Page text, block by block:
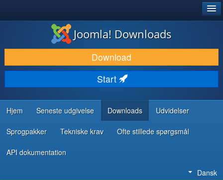
DOWNLOAD & UDVID
OPDAG & LÆR
FÆLLESSKABET & SUPPORT
UDVIKLERRESSOURCER
Joomla! Downloads
Download
Start
Hjem Seneste udgivelse Downloads Udvidelser
Sprogpakker Tekniske krav Ofte stillede spørgsmål
API dokumentation
Dansk